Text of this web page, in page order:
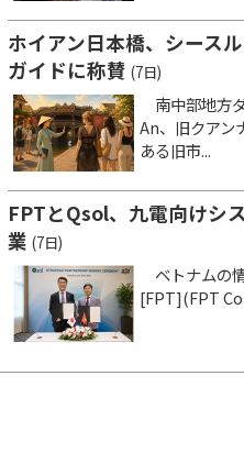
ホイアン日本橋、シース
ガイドに称賛 (7日)
南中部地方
An、旧クアン
ある旧市...
FPTとQsol、九電向けシ
業 (7日)
ベトナムの
[FPT](FPT